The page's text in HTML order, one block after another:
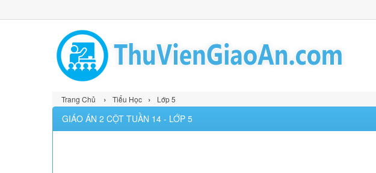
Trang Chủ › Tiểu Học › Lớp 5
GIÁO ÁN 2 CỘT TUẦN 14 - LỚP 5